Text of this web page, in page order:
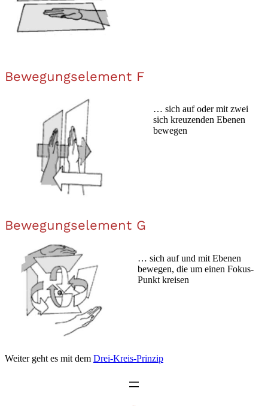
Bewegungselement F
… sich auf oder mit zwei
sich kreuzenden Ebenen
bewegen
Bewegungselement G
… sich auf und mit Ebenen
bewegen, die um einen Fokus-
Punkt kreisen
Weiter geht es mit dem Drei-Kreis-Prinzip